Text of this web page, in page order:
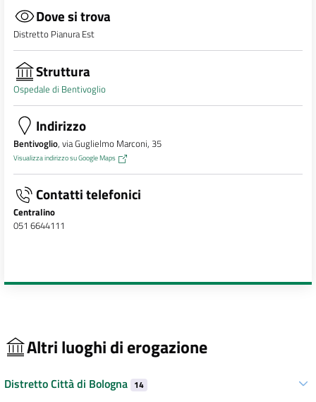
Dove si trova
Distretto Pianura Est
Struttura
Ospedale di Bentivoglio
Indirizzo
Bentivoglio, via Guglielmo Marconi, 35
Visualizza indirizzo su Google Maps
Contatti telefonici
Centralino
051 6644111
Altri luoghi di erogazione
Distretto Città di Bologna 14